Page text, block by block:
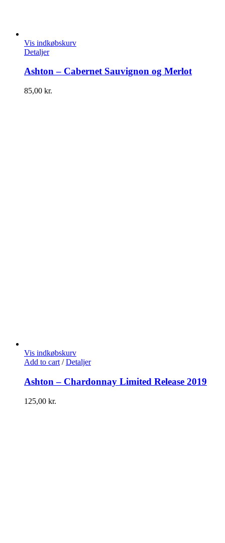
Vis indkøbskurv
Detaljer
Ashton – Cabernet Sauvignon og Merlot
85,00 kr.
Vis indkøbskurv
Add to cart / Detaljer
Ashton – Chardonnay Limited Release 2019
125,00 kr.